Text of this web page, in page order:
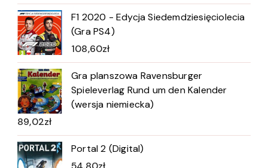
F1 2020 - Edycja Siedemdziesięciolecia
(Gra PS4)
108,60zł
Gra planszowa Ravensburger
Spieleverlag Rund um den Kalender
(wersja niemiecka)
89,02zł
Portal 2 (Digital)